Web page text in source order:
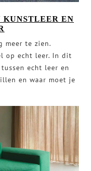
KUNSTLEER EN
meer te zien.
op echt leer. In dit
echt leer en
en waar moet je